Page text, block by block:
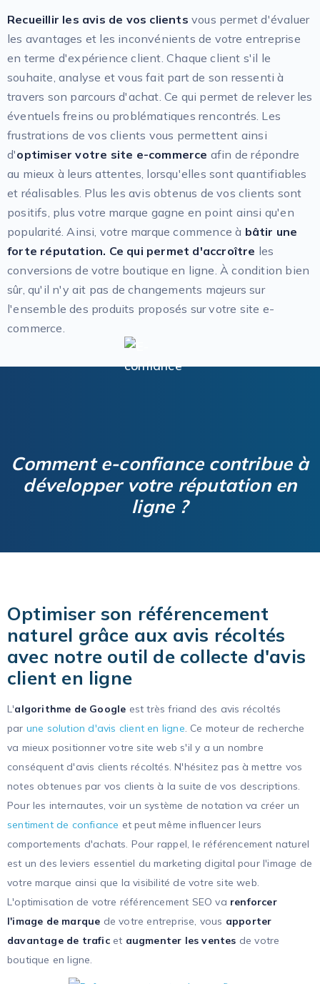
Recueillir les avis de vos clients vous permet d'évaluer
les avantages et les inconvénients de votre entreprise
en terme d'expérience client. Chaque client s'il le
souhaite, analyse et vous fait part de son ressenti à
travers son parcours d'achat. Ce qui permet de relever les
éventuels freins ou problématiques rencontrés. Les
frustrations de vos clients vous permettent ainsi
d'optimiser votre site e-commerce afin de répondre
au mieux à leurs attentes, lorsqu'elles sont quantifiables
et réalisables. Plus les avis obtenus de vos clients sont
positifs, plus votre marque gagne en point ainsi qu'en
popularité. Ainsi, votre marque commence à bâtir une
forte réputation. Ce qui permet d'accroître les
conversions de votre boutique en ligne. À condition bien
sûr, qu'il n'y ait pas de changements majeurs sur
l'ensemble des produits proposés sur votre site e-
commerce.
Comment e-confiance contribue à
développer votre réputation en
ligne ?
Optimiser son référencement
naturel grâce aux avis récoltés
avec notre outil de collecte d'avis
client en ligne
L'algorithme de Google est très friand des avis récoltés
par une solution d'avis client en ligne. Ce moteur de recherche
va mieux positionner votre site web s'il y a un nombre
conséquent d'avis clients récoltés. N'hésitez pas à mettre vos
notes obtenues par vos clients à la suite de vos descriptions.
Pour les internautes, voir un système de notation va créer un
sentiment de confiance et peut même influencer leurs
comportements d'achats. Pour rappel, le référencement naturel
est un des leviers essentiel du marketing digital pour l'image de
votre marque ainsi que la visibilité de votre site web.
L'optimisation de votre référencement SEO va renforcer
l'image de marque de votre entreprise, vous apporter
davantage de traficet augmenter les ventes de votre
boutique en ligne.